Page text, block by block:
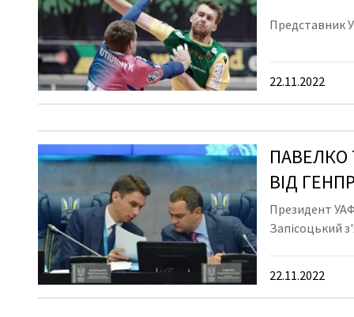
Представник
22.11.2022
ВIД
Президент
Запісоцький
22.11.2022